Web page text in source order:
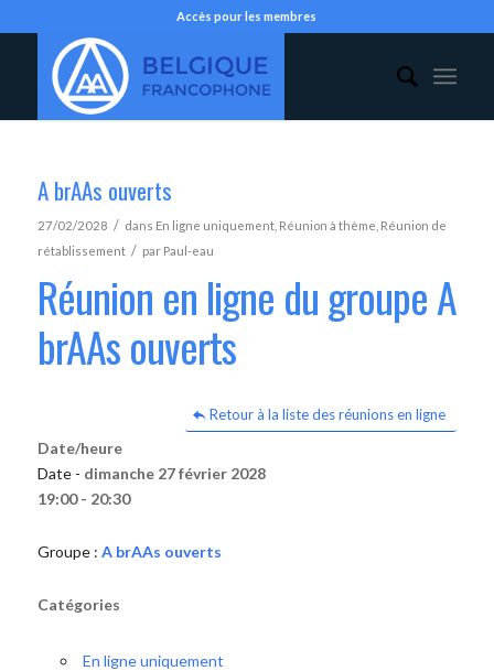
Accès pour les membres
A brAAs ouverts
27/02/2028 / dans En ligne uniquement, Réunion à thème Réunion de
rétablissement / par Paul-eau
Réunion en ligne du groupe A
brAAs ouverts
Retour à la liste des réunions en ligne
Date/heure
Date - dimanche 27 février 2028
19:00 - 20:30
Groupe : A brAAs ouverts
Catégories
En ligne uniquement